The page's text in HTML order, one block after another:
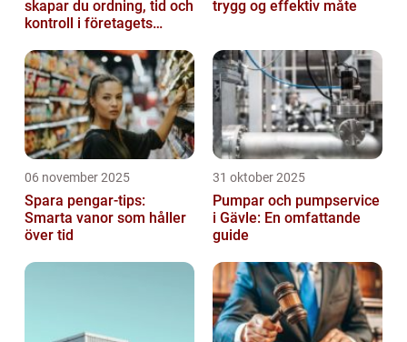
skapar du ordning, tid och
kontroll i företagets
trygg og effektiv måte
06 november 2025
Spara pengar-tips:
Smarta vanor som håller
över tid
31 oktober 2025
Pumpar och pumpservice
i Gävle: En omfattande
guide